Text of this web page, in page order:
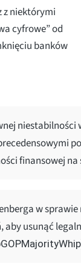
z niektórymi
cyfrowe” od
banków
finansowej na
w
usunąć